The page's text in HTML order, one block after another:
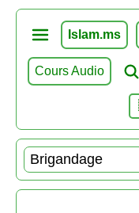
Islam.ms
Cours Audio